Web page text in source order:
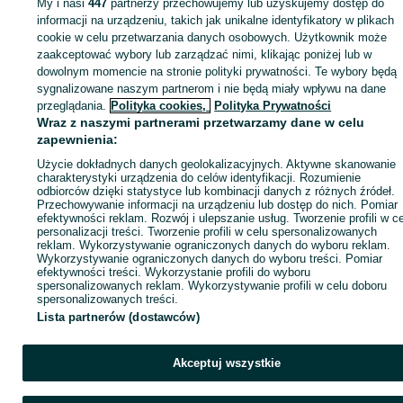
Zaloguj się lub załóż konto na OLX, aby skontaktować się z
sprzedającym
Zaloguj się / Załóż konto
My i nasi447 partnerzy przechowujemy lub uzyskujemy dostęp do
informacji na urządzeniu, takich jak unikalne identyfikatory w plikach
cookie w celu przetwarzania danych osobowych. Użytkownik może
zaakceptować wybory lub zarządzać nimi, klikając poniżej lub w
dowolnym momencie na stronie polityki prywatności. Te wybory będą
sygnalizowane naszym partnerom i nie będą miały wpływu na dane
przeglądania. Polityka cookies, Polityka Prywatności
Wraz z naszymi partnerami przetwarzamy dane w celu
zapewnienia:
Użycie dokładnych danych geolokalizacyjnych. Aktywne skanowanie
charakterystyki urządzenia do celów identyfikacji. Rozumienie
odbiorców dzięki statystyce lub kombinacji danych z różnych źródeł.
Przechowywanie informacji na urządzeniu lub dostęp do nich. Pomiar
efektywności reklam. Rozwój i ulepszanie usług. Tworzenie profili w
personalizacji treści. Tworzenie profili w celu spersonalizowanych
reklam. Wykorzystywanie ograniczonych danych do wyboru reklam.
Wykorzystywanie ograniczonych danych do wyboru treści. Pomiar
efektywności treści. Wykorzystanie profili do wyboru
spersonalizowanych reklam. Wykorzystywanie profili w celu doboru
spersonalizowanych treści.
Lista partnerów (dostawców)
Akceptuj wszystkie